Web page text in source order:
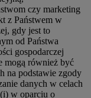
czy marketing
z Państwem w
gdy jest to
od Państwa
gospodarczej
mogą również być
na podstawie zgody
danych w celach
w oparciu o